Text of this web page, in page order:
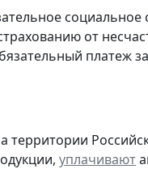
от
платеж
территории
уплачивают